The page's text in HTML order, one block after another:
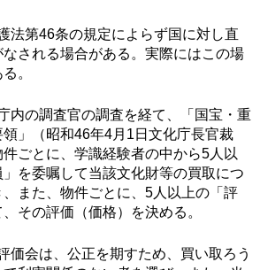
法第46条の規定によらず国に対し直
される場合がある。実際にはこの場
。
内の調査官の調査を経て、「国宝・重
」（昭和46年4月1日文化庁長官裁
ごとに、学識経験者の中から5人以
」を委嘱して当該文化財等の買取につ
また、物件ごとに、5人以上の「評
その評価（価格）を決める。
価会は、公正を期すため、買い取ろう